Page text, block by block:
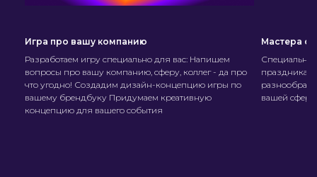
Игра про вашу компанию
Разработаем игру специально для вас: Напишем
вопросы про вашу компанию, сферу, коллег - да про
что угодно! Создадим дизайн-концепцию игры по
вашему брендбуку Придумаем креативную
концепцию для вашего события
Мастера
праздника.
вашей сфере